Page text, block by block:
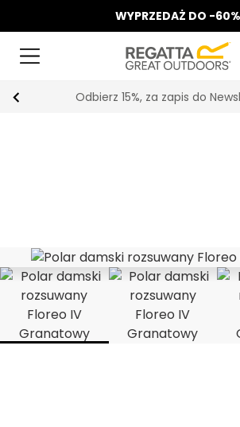
WYPRZEDAŻ DO -60%
Odbierz 15%, za zapis do